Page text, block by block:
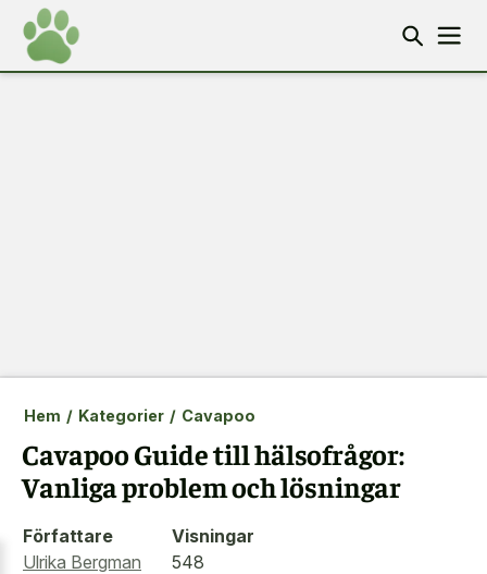
Hem / Kategorier / Cavapoo
Cavapoo Guide till hälsofrågor:
Vanliga problem och lösningar
Författare
Ulrika Bergman
Visningar
548